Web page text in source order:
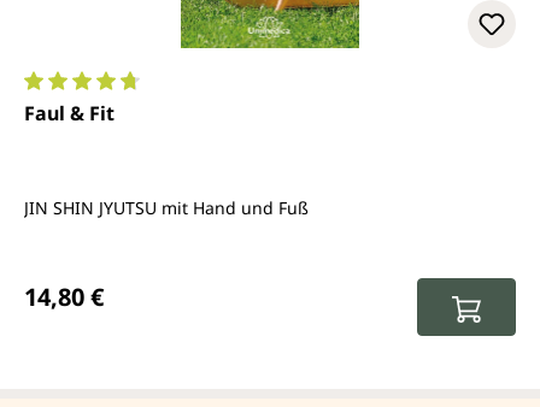
Durchschnittliche Bewertung von 4.8 von 5 Sternen
Faul & Fit
JIN SHIN JYUTSU mit Hand und Fuß
14,80 €